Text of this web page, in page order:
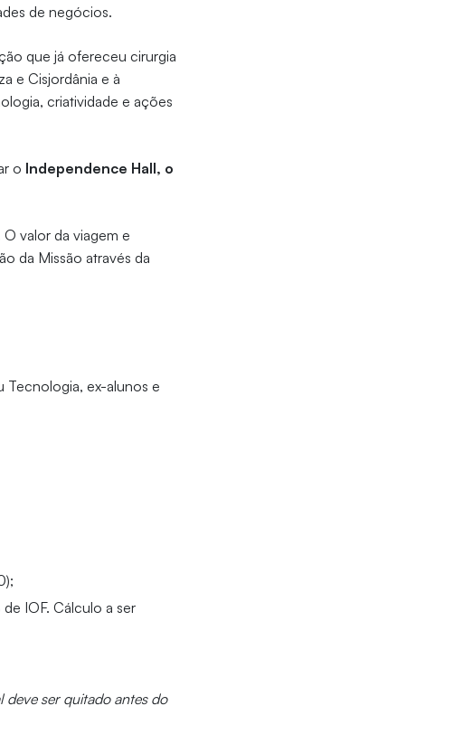
de negócios.
que já ofereceu cirurgia
e Cisjordânia e à
criatividade e ações
o Independence Hall, o
valor da viagem e
da Missão através da
Tecnologia, ex-alunos e
IOF. Cálculo a ser
deve ser quitado antes do